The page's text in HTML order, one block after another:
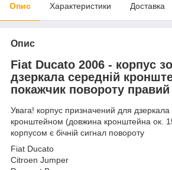
Опис Характеристики Доставка
Опис
Fiat Ducato 2006 - корпус
дзеркала середній
покажчик повороту
Увага! корпус призначений для дзеркала
кронштейном (довжина кронштейна ок.
корпусом є бічній сигнал повороту
Fiat Ducato
Citroen Jumper